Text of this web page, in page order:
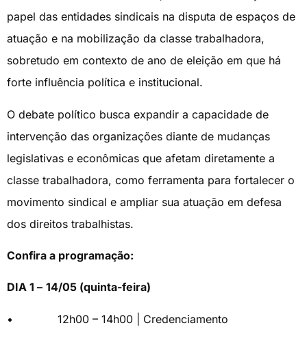
papel das entidades sindicais na disputa de espaços de
atuação e na mobilização da classe trabalhadora,
sobretudo em contexto de ano de eleição em que há
forte influência política e institucional.
O debate político busca expandir a capacidade de
intervenção das organizações diante de mudanças
legislativas e econômicas que afetam diretamente a
classe trabalhadora, como ferramenta para fortalecer o
movimento sindical e ampliar sua atuação em defesa
dos direitos trabalhistas.
Confira a programação:
DIA 1 – 14/05 (quinta-feira)
• 12h00 – 14h00 | Credenciamento